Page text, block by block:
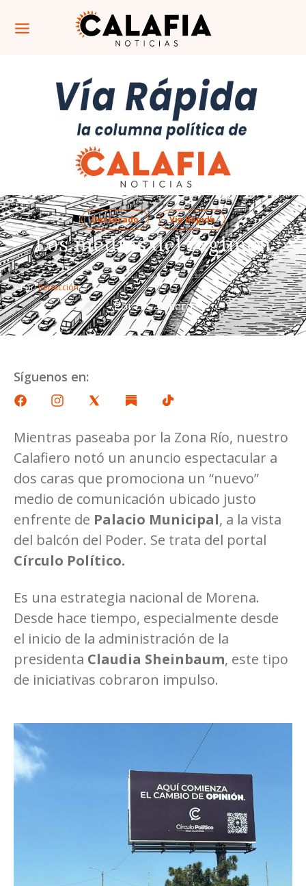
Destacado Vía Rápida
Los medios del régimen
Por: Redacción
Por El Calafiero
Síguenos en:
Mientras paseaba por la Zona Río, nuestro
Calafiero notó un anuncio espectacular a
dos caras que promociona un “nuevo”
medio de comunicación ubicado justo
enfrente de Palacio Municipal, a la vista
del balcón del Poder. Se trata del portal
Círculo Político.
Es una estrategia nacional de Morena.
Desde hace tiempo, especialmente desde
el inicio de la administración de la
presidenta Claudia Sheinbaum, este tipo
de iniciativas cobraron impulso.